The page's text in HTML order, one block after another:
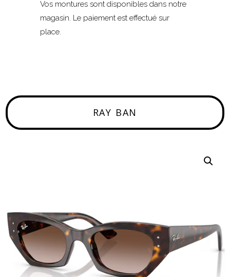
Vos montures sont disponibles dans notre
magasin. Le paiement est effectué sur
place.
RAY BAN